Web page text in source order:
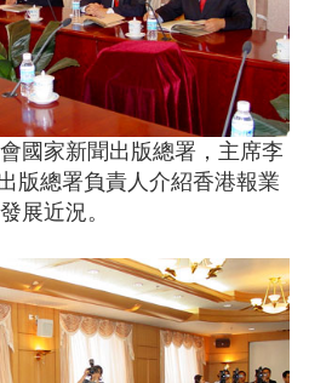
國家新聞出版總署，主席李
版總署負責人介紹香港報業
發展近況。